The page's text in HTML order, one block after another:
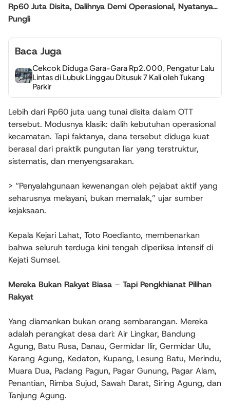
Rp60 Juta Disita, Dalihnya Demi Operasional, Nyatanya…
Pungli
Baca Juga
Cekcok Diduga Gara-Gara Rp2.000, Pengatur Lalu
Lintas di Lubuk Linggau Ditusuk 7 Kali oleh Tukang
Parkir
Lebih dari Rp60 juta uang tunai disita dalam OTT
tersebut. Modusnya klasik: dalih kebutuhan operasional
kecamatan. Tapi faktanya, dana tersebut diduga kuat
berasal dari praktik pungutan liar yang terstruktur,
sistematis, dan menyengsarakan.
> “Penyalahgunaan kewenangan oleh pejabat aktif yang
seharusnya melayani, bukan memalak,” ujar sumber
kejaksaan.
Kepala Kejari Lahat, Toto Roedianto, membenarkan
bahwa seluruh terduga kini tengah diperiksa intensif di
Kejati Sumsel.
Mereka Bukan Rakyat Biasa – Tapi Pengkhianat Pilihan
Rakyat
Yang diamankan bukan orang sembarangan. Mereka
adalah perangkat desa dari: Air Lingkar, Bandung
Agung, Batu Rusa, Danau, Germidar Ilir, Germidar Ulu,
Karang Agung, Kedaton, Kupang, Lesung Batu, Merindu,
Muara Dua, Padang Pagun, Pagar Gunung, Pagar Alam,
Penantian, Rimba Sujud, Sawah Darat, Siring Agung, dan
Tanjung Agung.